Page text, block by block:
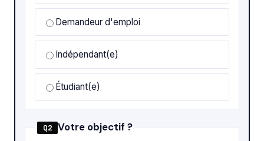
Demandeur d'emploi
Indépendant(e)
Étudiant(e)
Q2 Votre objectif ?